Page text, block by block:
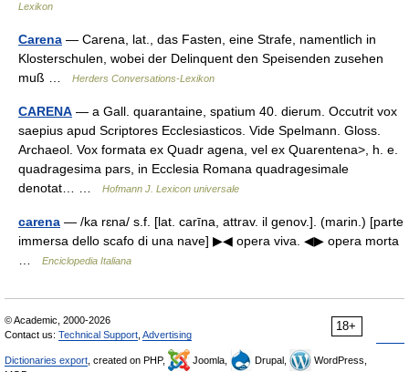
Lexikon
Carena — Carena, lat., das Fasten, eine Strafe, namentlich in
Klosterschulen, wobei der Delinquent den Speisenden zusehen
muß …
Herders Conversations-Lexikon
CARENA — a Gall. quarantaine, spatium 40. dierum. Occutrit vox
saepius apud Scriptores Ecclesiasticos. Vide Spelmann. Gloss.
Archaeol. Vox formata ex Quadr agena, vel ex Quarentena>, h. e.
quadragesima pars, in Ecclesia Romana quadragesimale
denotat… …
Hofmann J. Lexicon universale
carena — /ka rɛna/ s.f. [lat. carīna, attrav. il genov.]. (marin.) [parte
immersa dello scafo di una nave] ▶◀ opera viva. ◀▶ opera morta
Enciclopedia Italiana
18+
© Academic, 2000-2026
Contact us: Technical Support Advertising
Dictionaries export , created on PHP, Joomla, Drupal,
WordPress,